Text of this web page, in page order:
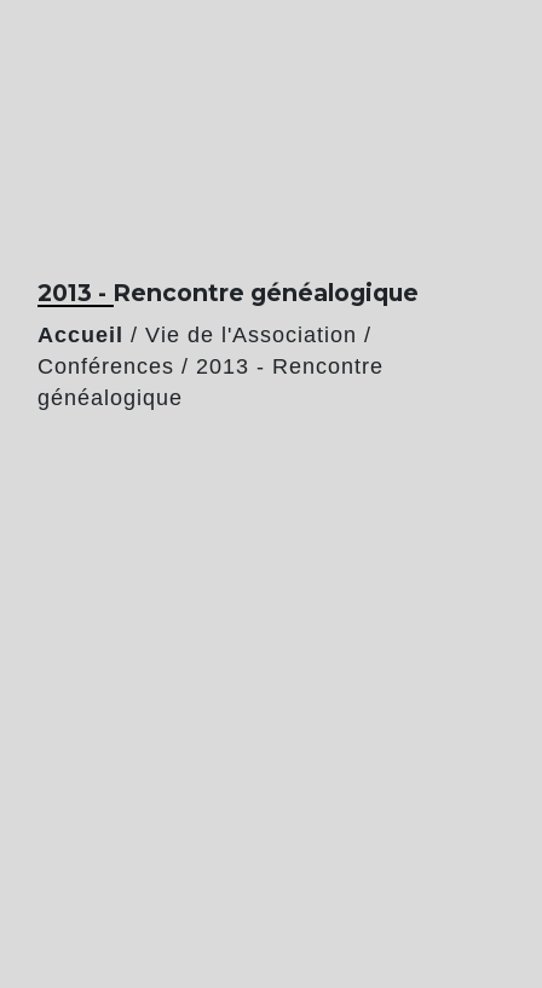
2013 - Rencontre généalogique
Accueil / Vie de l'Association /
Conférences / 2013 - Rencontre
généalogique